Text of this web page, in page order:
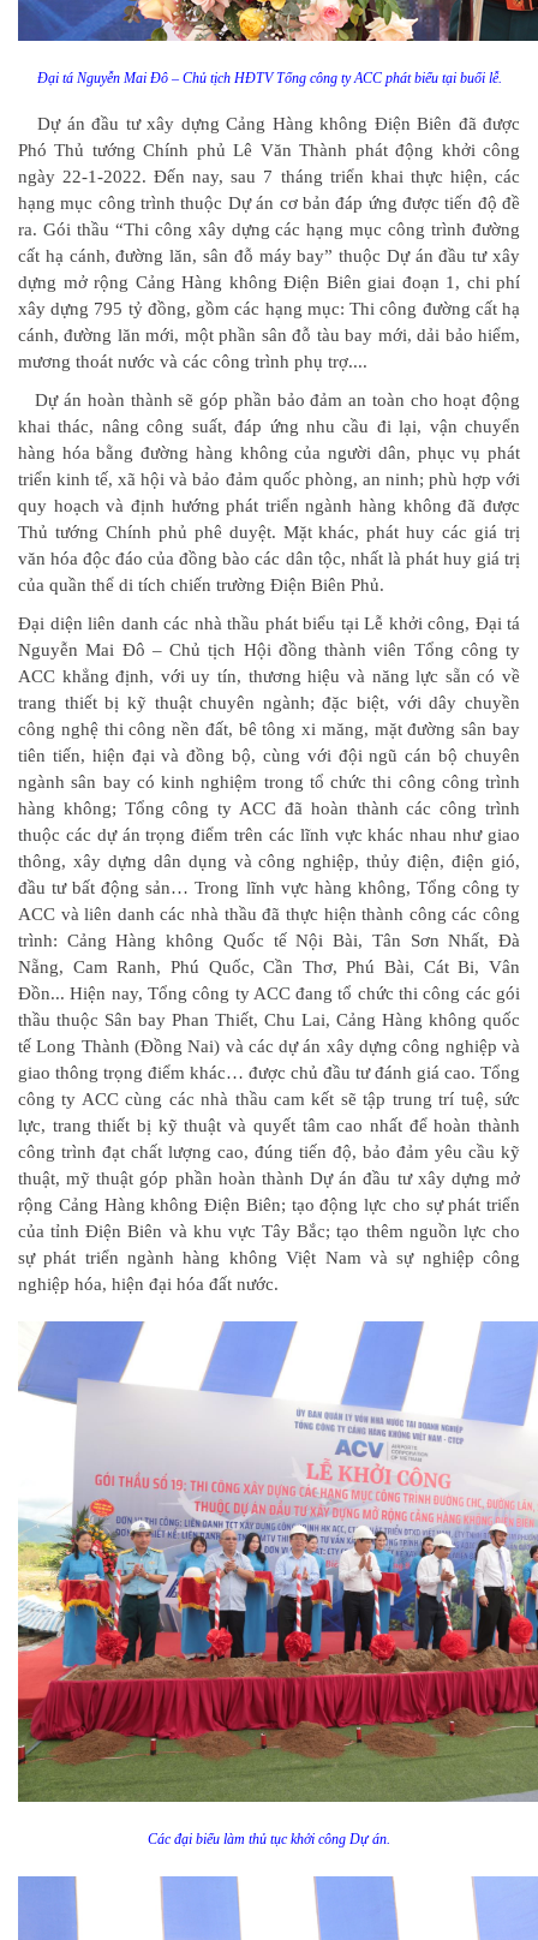
Đại tá Nguyễn Mai Đô – Chủ tịch HĐTV Tổng công ty ACC phát biểu tại buổi lễ.
Dự án đầu tư xây dựng Cảng Hàng không Điện Biên đã được
Phó Thủ tướng Chính phủ Lê Văn Thành phát động khởi công
ngày 22-1-2022. Đến nay, sau 7 tháng triển khai thực hiện, các
hạng mục công trình thuộc Dự án cơ bản đáp ứng được tiến độ đề
ra. Gói thầu “Thi công xây dựng các hạng mục công trình đường
cất hạ cánh, đường lăn, sân đỗ máy bay” thuộc Dự án đầu tư xây
dựng mở rộng Cảng Hàng không Điện Biên giai đoạn 1, chi phí
xây dựng 795 tỷ đồng, gồm các hạng mục: Thi công đường cất hạ
cánh, đường lăn mới, một phần sân đỗ tàu bay mới, dải bảo hiểm,
mương thoát nước và các công trình phụ trợ....
Dự án hoàn thành sẽ góp phần bảo đảm an toàn cho hoạt động
khai thác, nâng công suất, đáp ứng nhu cầu đi lại, vận chuyển
hàng hóa bằng đường hàng không của người dân, phục vụ phát
triển kinh tế, xã hội và bảo đảm quốc phòng, an ninh; phù hợp với
quy hoạch và định hướng phát triển ngành hàng không đã được
Thủ tướng Chính phủ phê duyệt. Mặt khác, phát huy các giá trị
văn hóa độc đáo của đồng bào các dân tộc, nhất là phát huy giá trị
của quần thể di tích chiến trường Điện Biên Phủ.
Đại diện liên danh các nhà thầu phát biểu tại Lễ khởi công, Đại tá
Nguyễn Mai Đô – Chủ tịch Hội đồng thành viên Tổng công ty
ACC khẳng định, với uy tín, thương hiệu và năng lực sẵn có về
trang thiết bị kỹ thuật chuyên ngành; đặc biệt, với dây chuyền
công nghệ thi công nền đất, bê tông xi măng, mặt đường sân bay
tiên tiến, hiện đại và đồng bộ, cùng với đội ngũ cán bộ chuyên
ngành sân bay có kinh nghiệm trong tổ chức thi công công trình
hàng không; Tổng công ty ACC đã hoàn thành các công trình
thuộc các dự án trọng điểm trên các lĩnh vực khác nhau như giao
thông, xây dựng dân dụng và công nghiệp, thủy điện, điện gió,
đầu tư bất động sản… Trong lĩnh vực hàng không, Tổng công ty
ACC và liên danh các nhà thầu đã thực hiện thành công các công
trình: Cảng Hàng không Quốc tế Nội Bài, Tân Sơn Nhất, Đà
Nẵng, Cam Ranh, Phú Quốc, Cần Thơ, Phú Bài, Cát Bi, Vân
Đồn... Hiện nay, Tổng công ty ACC đang tổ chức thi công các gói
thầu thuộc Sân bay Phan Thiết, Chu Lai, Cảng Hàng không quốc
tế Long Thành (Đồng Nai) và các dự án xây dựng công nghiệp và
giao thông trọng điểm khác… được chủ đầu tư đánh giá cao. Tổng
công ty ACC cùng các nhà thầu cam kết sẽ tập trung trí tuệ, sức
lực, trang thiết bị kỹ thuật và quyết tâm cao nhất để hoàn thành
công trình đạt chất lượng cao, đúng tiến độ, bảo đảm yêu cầu kỹ
thuật, mỹ thuật góp phần hoàn thành Dự án đầu tư xây dựng mở
rộng Cảng Hàng không Điện Biên; tạo động lực cho sự phát triển
của tỉnh Điện Biên và khu vực Tây Bắc; tạo thêm nguồn lực cho
sự phát triển ngành hàng không Việt Nam và sự nghiệp công
nghiệp hóa, hiện đại hóa đất nước.
Các đại biểu làm thủ tục khởi công Dự án.